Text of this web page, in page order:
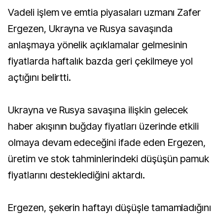
Vadeli işlem ve emtia piyasaları uzmanı Zafer
Ergezen, Ukrayna ve Rusya savaşında
anlaşmaya yönelik açıklamalar gelmesinin
fiyatlarda haftalık bazda geri çekilmeye yol
açtığını belirtti.
Ukrayna ve Rusya savaşına ilişkin gelecek
haber akışının buğday fiyatları üzerinde etkili
olmaya devam edeceğini ifade eden Ergezen,
üretim ve stok tahminlerindeki düşüşün pamuk
fiyatlarını desteklediğini aktardı.
Ergezen, şekerin haftayı düşüşle tamamladığını